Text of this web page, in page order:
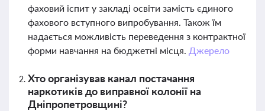
фаховий іспит у закладі освіти замість єдиного
фахового вступного випробування. Також їм
надається можливість переведення з контрактної
форми навчання на бюджетні місця. Джерело
Хто організував канал постачання
наркотиків до виправної колонії на
Дніпропетровщині?